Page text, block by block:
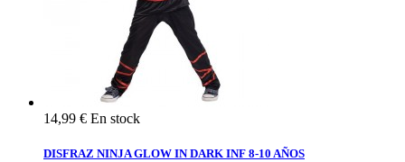
14,99 € En stock
DISFRAZ NINJA GLOW IN DARK INF 8-10 AÑOS